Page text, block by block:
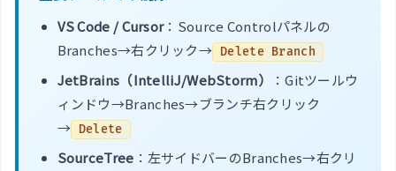
VS Code / Cursor：Source Controlパネルの
Branches→右クリック→
Delete Branch
JetBrains（IntelliJ/WebStorm）
：Gitツールウ
ィンドウ→Branches→ブランチ右クリック
→
Delete
SourceTree ：左サイドバーのBranches→右クリ